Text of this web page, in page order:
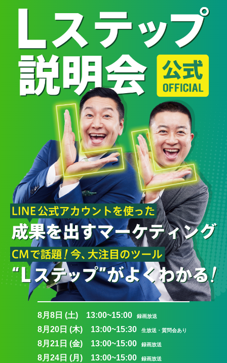
8月8日 (土) 13:00~15:00 録画放送
8月20日 (木) 13:00~15:30 生放送・質問会あり
8月21日 (金) 13:00~15:00 録画放送
8月24日 (月) 13:00~15:00 録画放送